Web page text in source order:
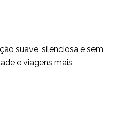
suave, silenciosa e sem
e viagens mais